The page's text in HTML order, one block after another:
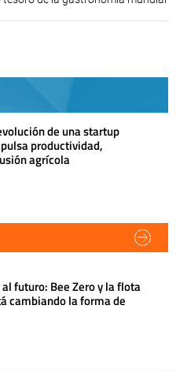
de una startup
productividad,
agrícola
futuro: Bee Zero y la flota
cambiando la forma de